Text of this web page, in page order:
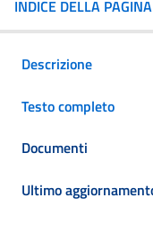
INDICE DELLA PAGINA
Descrizione
Testo completo
Documenti
Ultimo